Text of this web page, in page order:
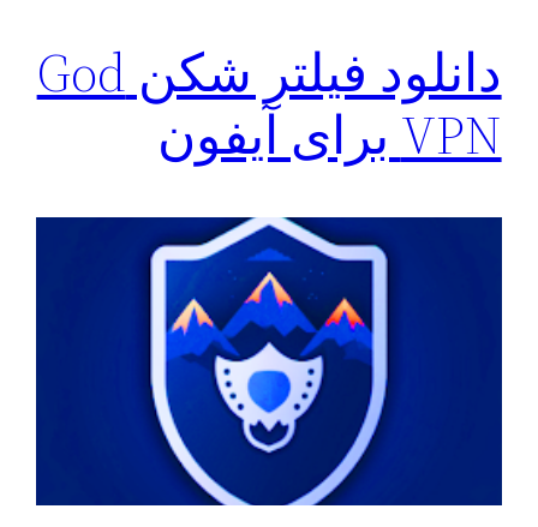
دانلود فیلتر شکن God
VPN برای آیفون